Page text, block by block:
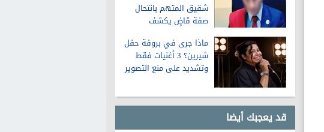
شقيق المتهم بانتحال
صفة قاضٍ يكشف
الواقعة
ماذا جرى في بروفة حفل
شيرين؟ 3 أغنيات فقط
وتشديد على منع التصوير
قد يعجبك أيضا